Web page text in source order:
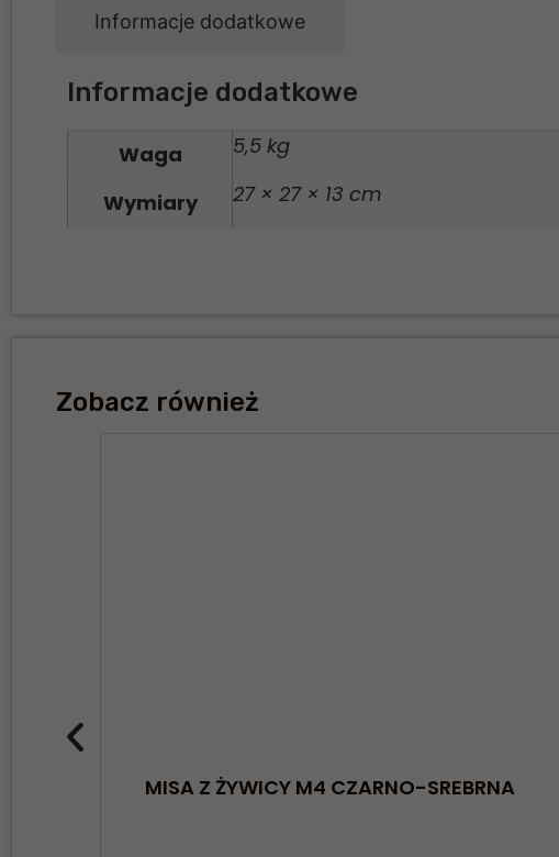
Informacje dodatkowe
Informacje dodatkowe
Waga 5,5 kg
Wymiary 27 × 27 × 13 cm
Zobacz również
MISA Z ŻYWICY M4 CZARNO-SREBRNA